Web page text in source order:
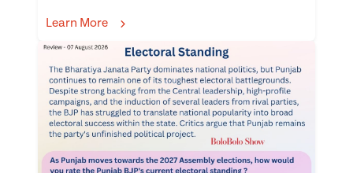
Learn More